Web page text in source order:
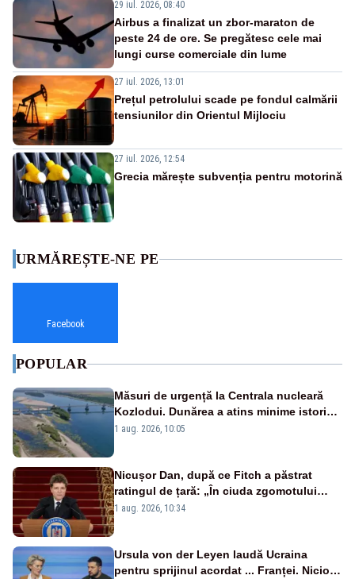
29 iul. 2026, 08:40
Airbus a finalizat un zbor-maraton de
peste 24 de ore. Se pregătesc cele mai
lungi curse comerciale din lume
27 iul. 2026, 13:01
Prețul petrolului scade pe fondul calmării
tensiunilor din Orientul Mijlociu
27 iul. 2026, 12:54
Grecia mărește subvenția pentru motorină
URMĂREȘTE-NE PE
Facebook
POPULAR
Măsuri de urgență la Centrala nucleară
Kozlodui. Dunărea a atins minime istorice
și în Bulgaria
1 aug. 2026, 10:05
Nicușor Dan, după ce Fitch a păstrat
ratingul de țară: „În ciuda zgomotului
politic, România funcționează”
1 aug. 2026, 10:34
Ursula von der Leyen laudă Ucraina
pentru sprijinul acordat ... Franței. Nicio